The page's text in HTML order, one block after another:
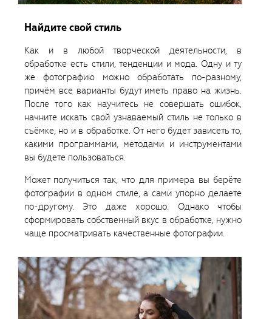
Найдите свой стиль
Как и в любой творческой деятельности, в
обработке есть стили, тенденции и мода. Одну и ту
же фотографию можно обработать по-разному,
причём все варианты будут иметь право на жизнь.
После того как научитесь не совершать ошибок,
начните искать свой узнаваемый стиль не только в
съёмке, но и в обработке. От него будет зависеть то,
какими программами, методами и инструментами
вы будете пользоваться.
Может получиться так, что для примера вы берёте
фотографии в одном стиле, а сами упорно делаете
по-другому. Это даже хорошо. Однако чтобы
сформировать собственный вкус в обработке, нужно
чаще просматривать качественные фотографии.